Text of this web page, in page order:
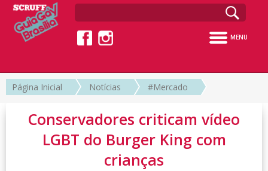
MENU
Página Inicial Notícias #Mercado
Conservadores criticam vídeo
LGBT do Burger King com
crianças